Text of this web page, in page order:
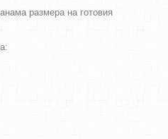
размера на готовия